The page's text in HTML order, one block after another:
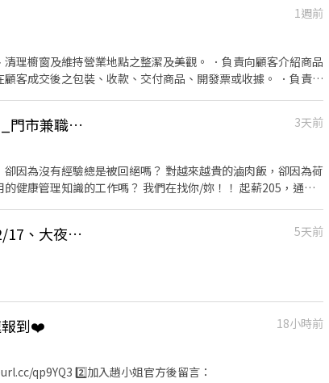
巷16-7號1樓 🏪
號1樓 ⭐ 淡水新市－智取店｜新市一路三段162號1樓 🔹
三段175號1樓 🏪 新店安和店｜安和路二段163號1樓 🏪 新店北
🏪 新店百忍店｜百忍街1-1號1樓 ⭐ 新店安祥－智取店｜安祥
樓 🏪 新莊龍安店｜龍安路287號1樓 🏪 新莊中平店｜中平路
新莊安國－智取店｜頭前路38號1樓 ⭐ 新莊體育－智取店｜公
蘆洲水湳－智取店｜水湳街31號1樓 ⭐ 蘆洲長安二－智取店｜
🔽🔽🔽如何應徵？🔽🔽🔽 ➊填寫履歷：
@504xbfkt 💥截圖職缺文💥 私訊留下 ⌜姓名✚電話 指名威
1週前
理櫥窗及維持營業地點之整潔及美觀。 ．負責向顧客介紹商品
客成交後之包裝、收款、交付商品、開發票或收據。 ．負責在
新北市土城區【時薪205起★無經驗可★福利優】_門市兼職、實習
3天前
因為沒有經驗總是被回絕嗎？ 對越來越貴的滷肉飯，卻因為荷
健康管理知識的工作嗎？ 我們在找你/妳！！ 起薪205，通過
以上、平假日皆需輪班 請立即按下【我要應徵】！！
加油站徵工讀生！早班7-12、午班12-17、假日12/17、大夜班、假日班
5天前
報到❤️
18小時前
qp9YQ3 2️⃣加入趙小姐官方後留言：